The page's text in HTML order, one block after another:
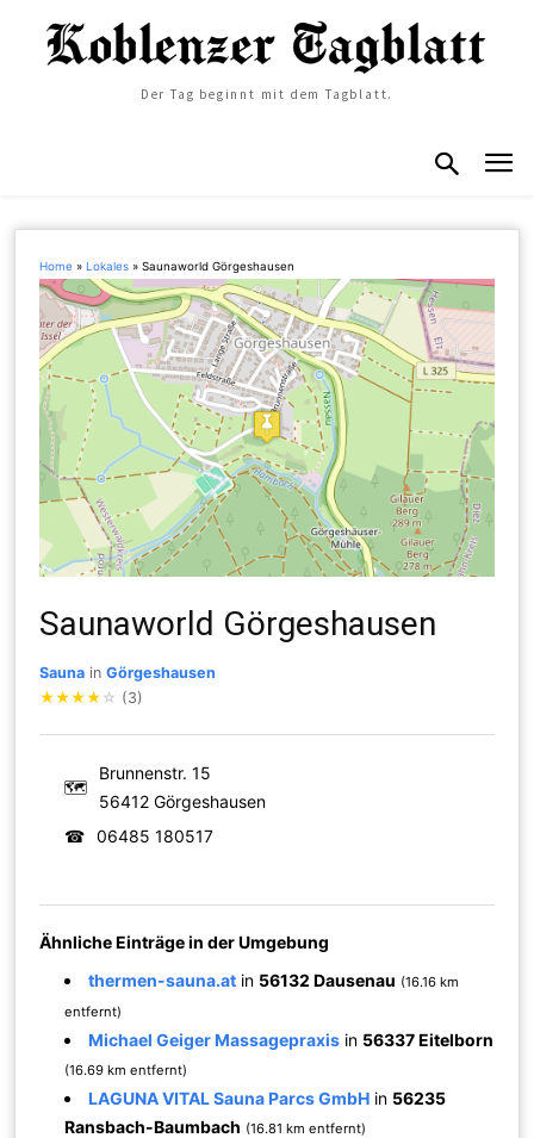
Der Tag beginnt mit dem Tagblatt.
Home »Lokales »Saunaworld Görgeshausen
Saunaworld Görgeshausen
Sauna inGörgeshausen
★★★★ ☆ (3)
🗺
Brunnenstr. 15
56412 Görgeshausen
☎
06485 180517
Ähnliche Einträge in der Umgebung
thermen-sauna.at in 56132 Dausenau (16.16 km
entfernt)
Michael Geiger Massagepraxis in 56337 Eitelborn
(16.69 km entfernt)
LAGUNA VITAL Sauna Parcs GmbH in 56235
Ransbach-Baumbach (16.81 km entfernt)